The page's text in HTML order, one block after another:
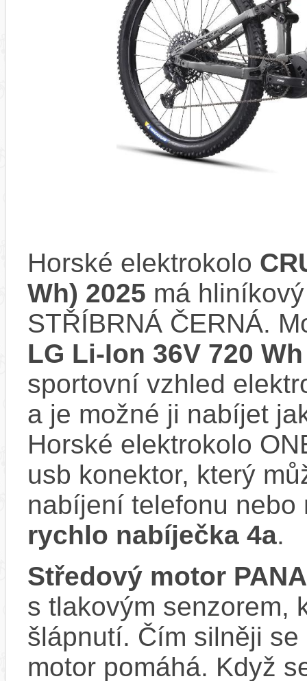
Horské elektrokolo
Wh) 2025 má
STŘÍBRNÁ ČERNÁ.
LG Li-Ion 36V 720
sportovní vzhled
a je možné ji nabíjet
Horské elektrokolo
usb konektor, který
nabíjení telefonu
rychlo nabíječka 4a.
Středový motor
s tlakovým senzorem,
šlápnutí. Čím silněji
motor pomáhá. Když